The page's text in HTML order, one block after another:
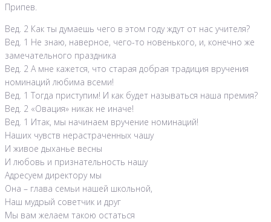
Припев.
Вед. 2 Как ты думаешь чего в этом году ждут от нас учителя?
Вед. 1 Не знаю, наверное, чего-то новенького, и, конечно же
замечательного праздника
Вед. 2 А мне кажется, что старая добрая традиция вручения
номинаций любима всеми!
Вед. 1 Тогда приступим! И как будет называться наша премия?
Вед. 2 «Овация» никак не иначе!
Вед. 1 Итак, мы начинаем вручение номинаций!
Наших чувств нерастраченных чашу
И живое дыханье весны
И любовь и признательность нашу
Адресуем директору мы
Она – глава семьи нашей школьной,
Наш мудрый советчик и друг
Мы вам желаем такою остаться